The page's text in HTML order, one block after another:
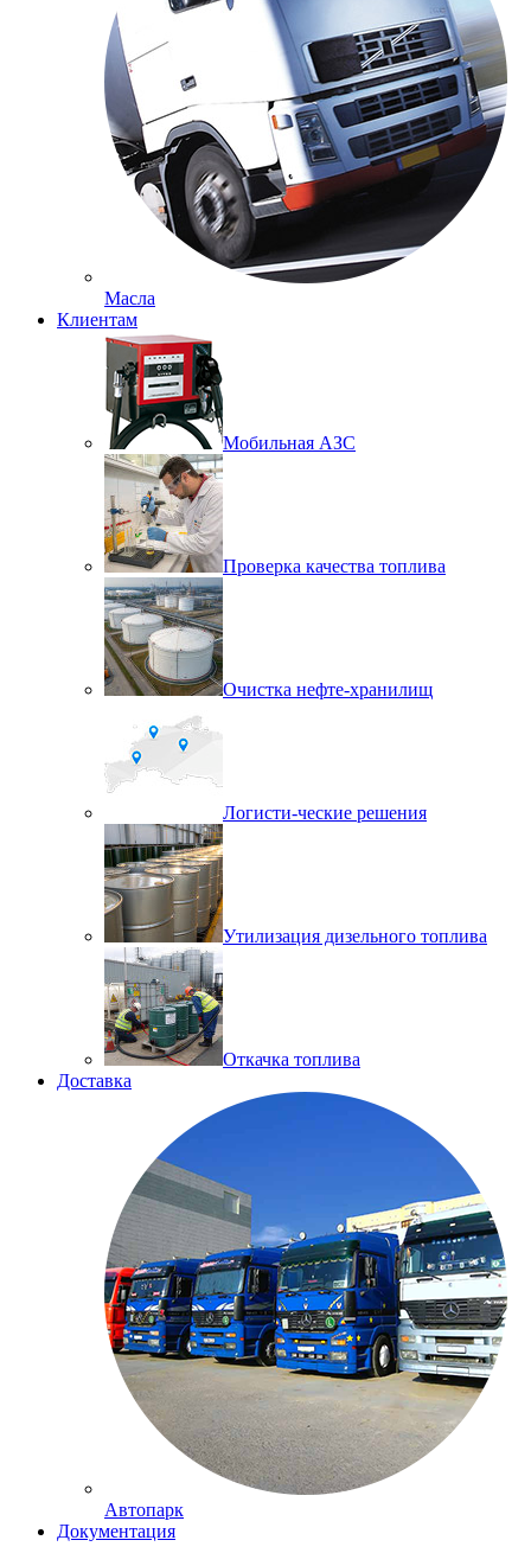
Масла
Клиентам
Мобильная АЗС
Проверка качества топлива
Очистка нефте-хранилищ
Логисти-ческие решения
Утилизация дизельного топлива
Откачка топлива
Доставка
Автопарк
Документация